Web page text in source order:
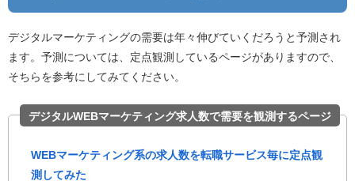
デジタルマーケティングの需要は年々伸びていくだろうと予測され
ます。予測については、定点観測しているページがありますので、
そちらを参考にしてみてください。
デジタルWEBマーケティング求人数で需要を観測するページ
WEBマーケティング系の求人数を転職サービス毎に定点観
測してみた